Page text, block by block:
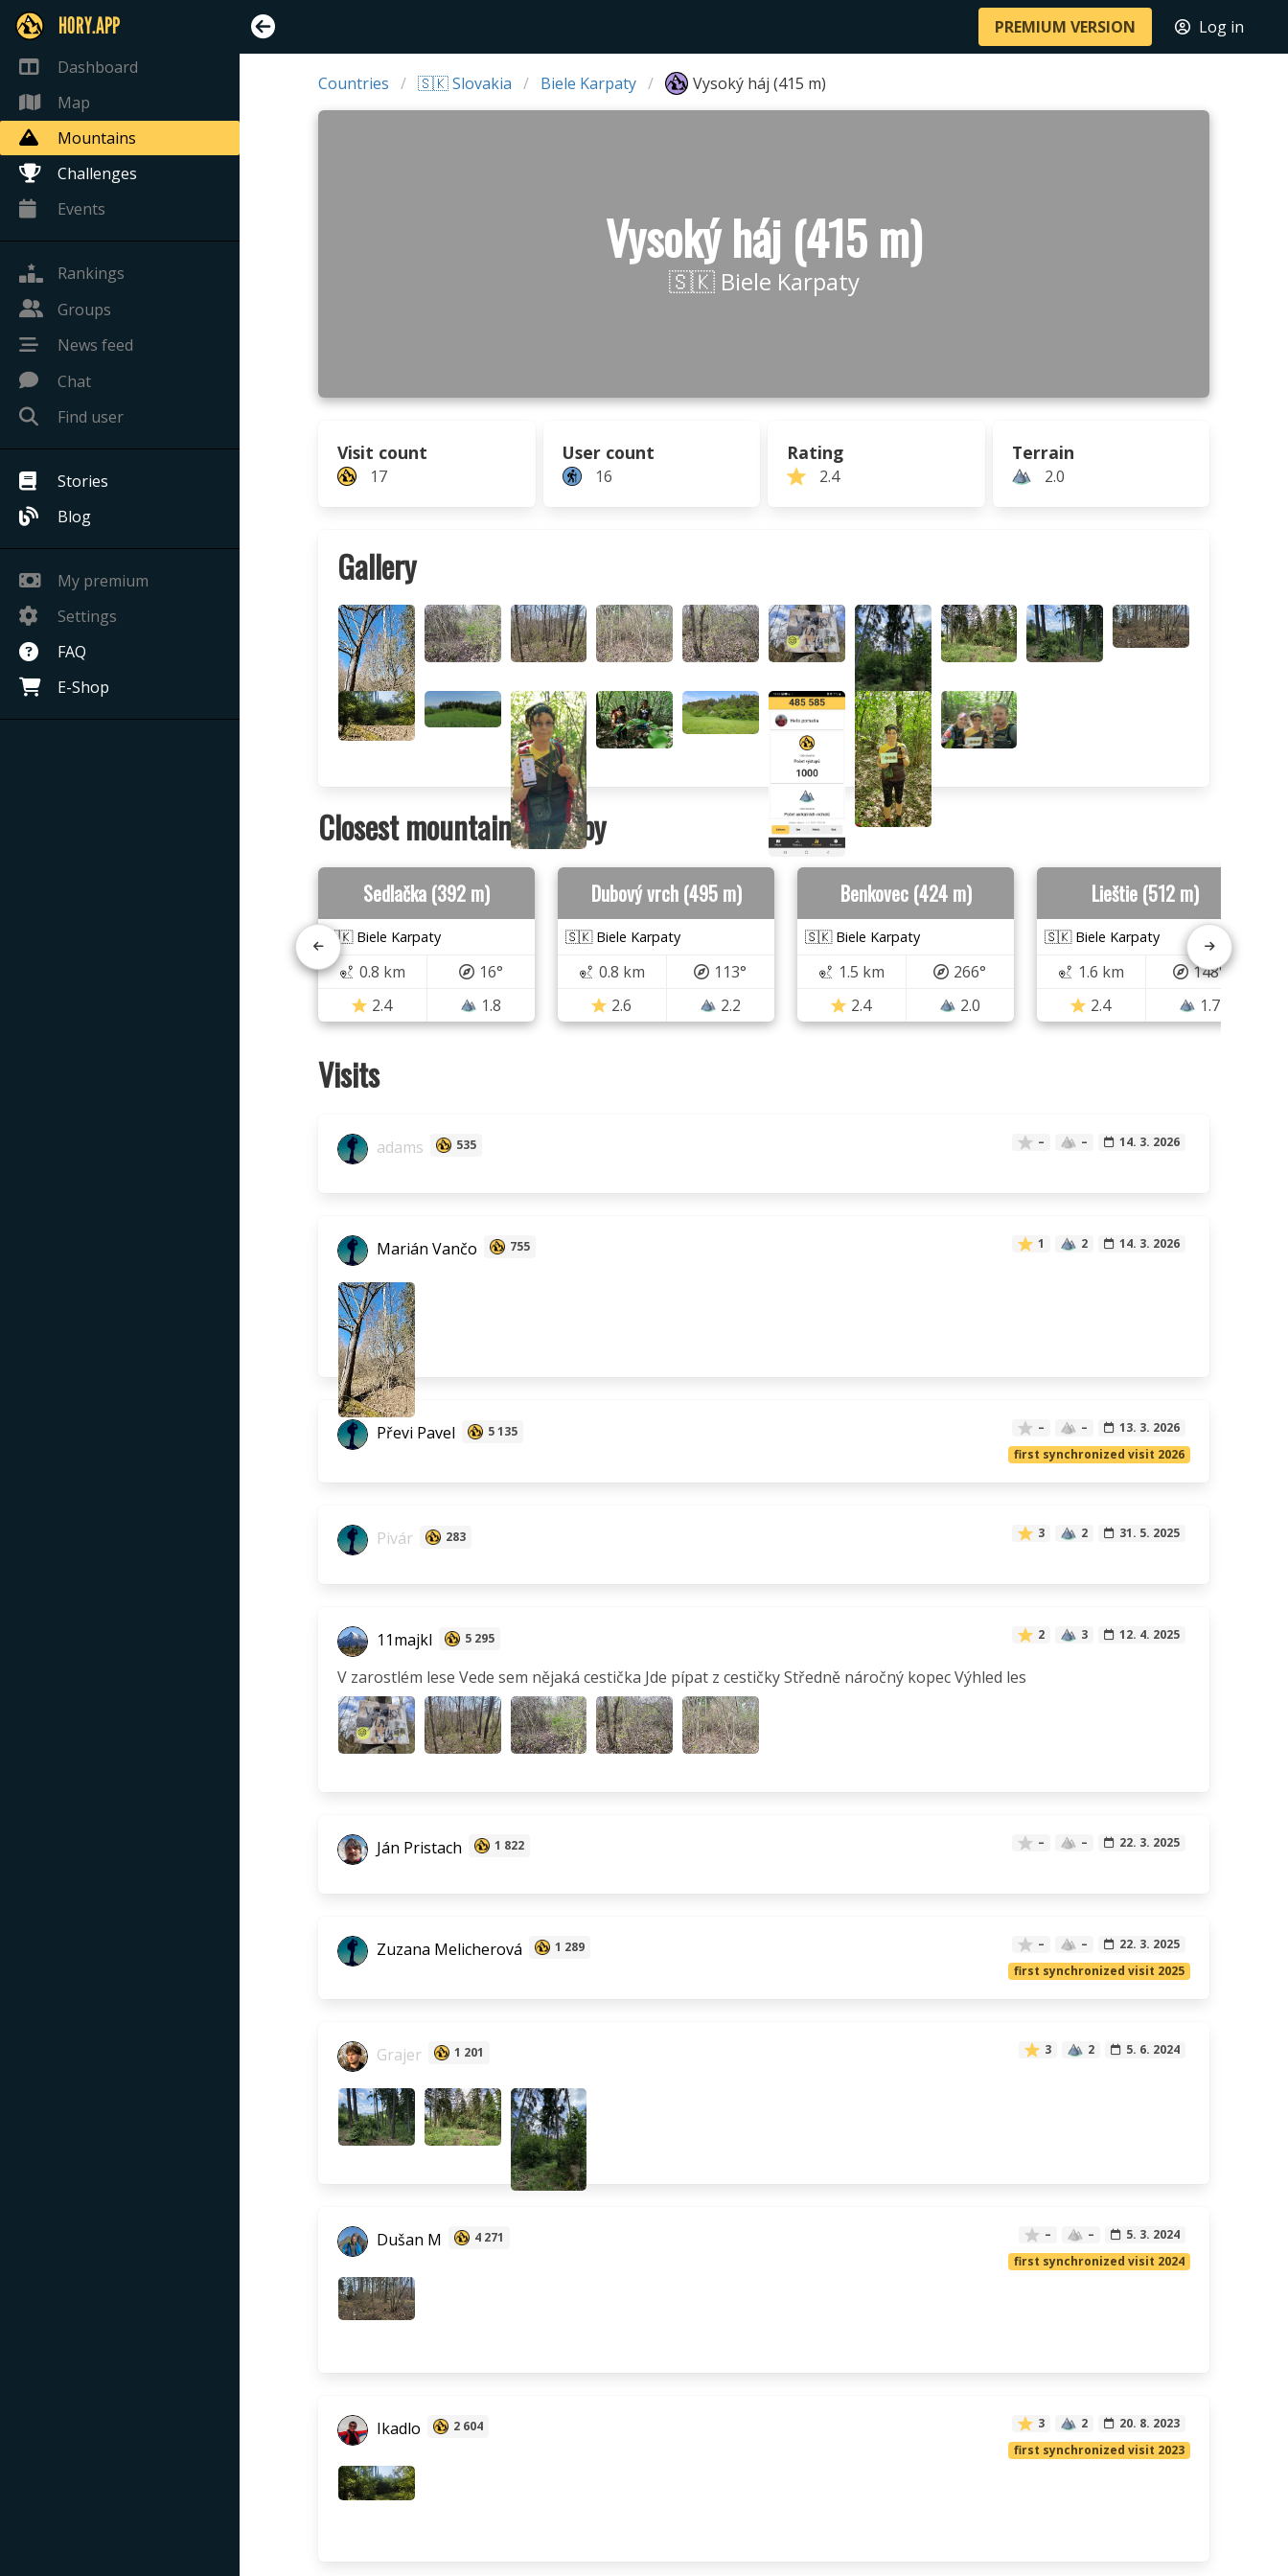
HORY.APP
Dashboard
Map
Mountains
Challenges
Events
Rankings
Groups
News feed
Chat
Find user
Stories
Blog
My premium
Settings
FAQ
E-Shop
PREMIUM VERSION Log in
Countries 🇸🇰 Slovakia Biele Karpaty Vysoký háj (415 m)
Vysoký háj (415 m)
🇸🇰 Biele Karpaty
Visit count
17
User count
16
Rating
2.4
Terrain
2.0
Gallery
Closest mountains nearby
Sedlačka (392 m)
🇸🇰 Biele Karpaty
0.8 km
16°
2.4
1.8
Dubový vrch (495 m)
🇸🇰 Biele Karpaty
0.8 km
113°
2.6
2.2
Benkovec (424 m)
🇸🇰 Biele Karpaty
1.5 km
266°
2.4
2.0
Lieštie (512 m)
🇸🇰 Biele Karpaty
1.6 km
148°
2.4
1.7
Visits
adams 535 – – 14. 3. 2026
Marián Vančo 755 1 2 14. 3. 2026
Převi Pavel 5 135 – –
13. 3. 2026
first synchronized visit 2026
Pivár 283 3 2 31. 5. 2025
11majkl 5 295 2 3 12. 4. 2025
V zarostlém lese Vede sem nějaká cestička Jde pípat z cestičky Středně náročný kopec Výhled les
Ján Pristach 1 822 – – 22. 3. 2025
Zuzana Melicherová 1 289 – –
22. 3. 2025
first synchronized visit 2025
Grajer 1 201 3 2 5. 6. 2024
Dušan M 4 271 – –
5. 3. 2024
first synchronized visit 2024
Ikadlo 2 604 3 2
20. 8. 2023
first synchronized visit 2023